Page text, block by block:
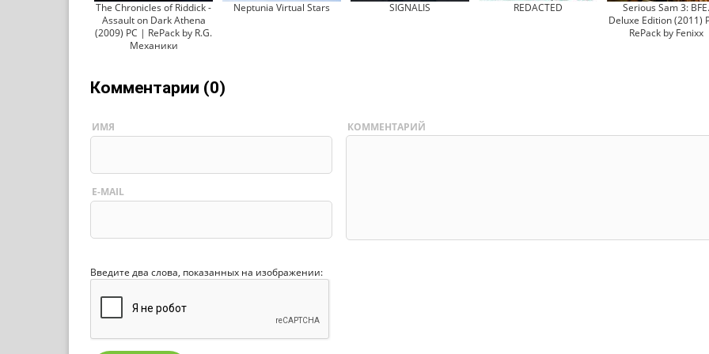
The Chronicles of Riddick -
Assault on Dark Athena
(2009) PC | RePack by R.G.
Механики
Neptunia Virtual Stars SIGNALIS REDACTED
Serious Sam 3: BFE.
Deluxe Edition (2011)
RePack by Fenixx
Комментарии (0)
ИМЯ
E-MAIL
КОММЕНТАРИЙ
Введите два слова, показанных на изображении: